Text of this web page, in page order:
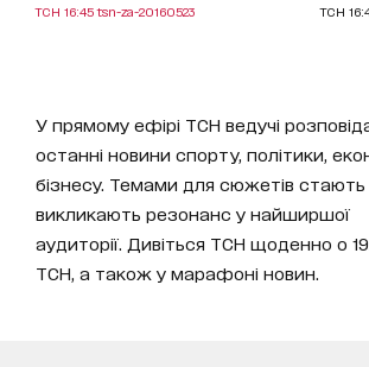
ТСН 16:45 tsn-za-20160523 ТСН
У прямому ефірі ТСН ведучі
останні новини спорту, політики,
бізнесу. Темами для сюжетів стають
викликають резонанс у найширшої
аудиторії. Дивіться ТСН щоденно о
ТСН, а також у марафоні новин.